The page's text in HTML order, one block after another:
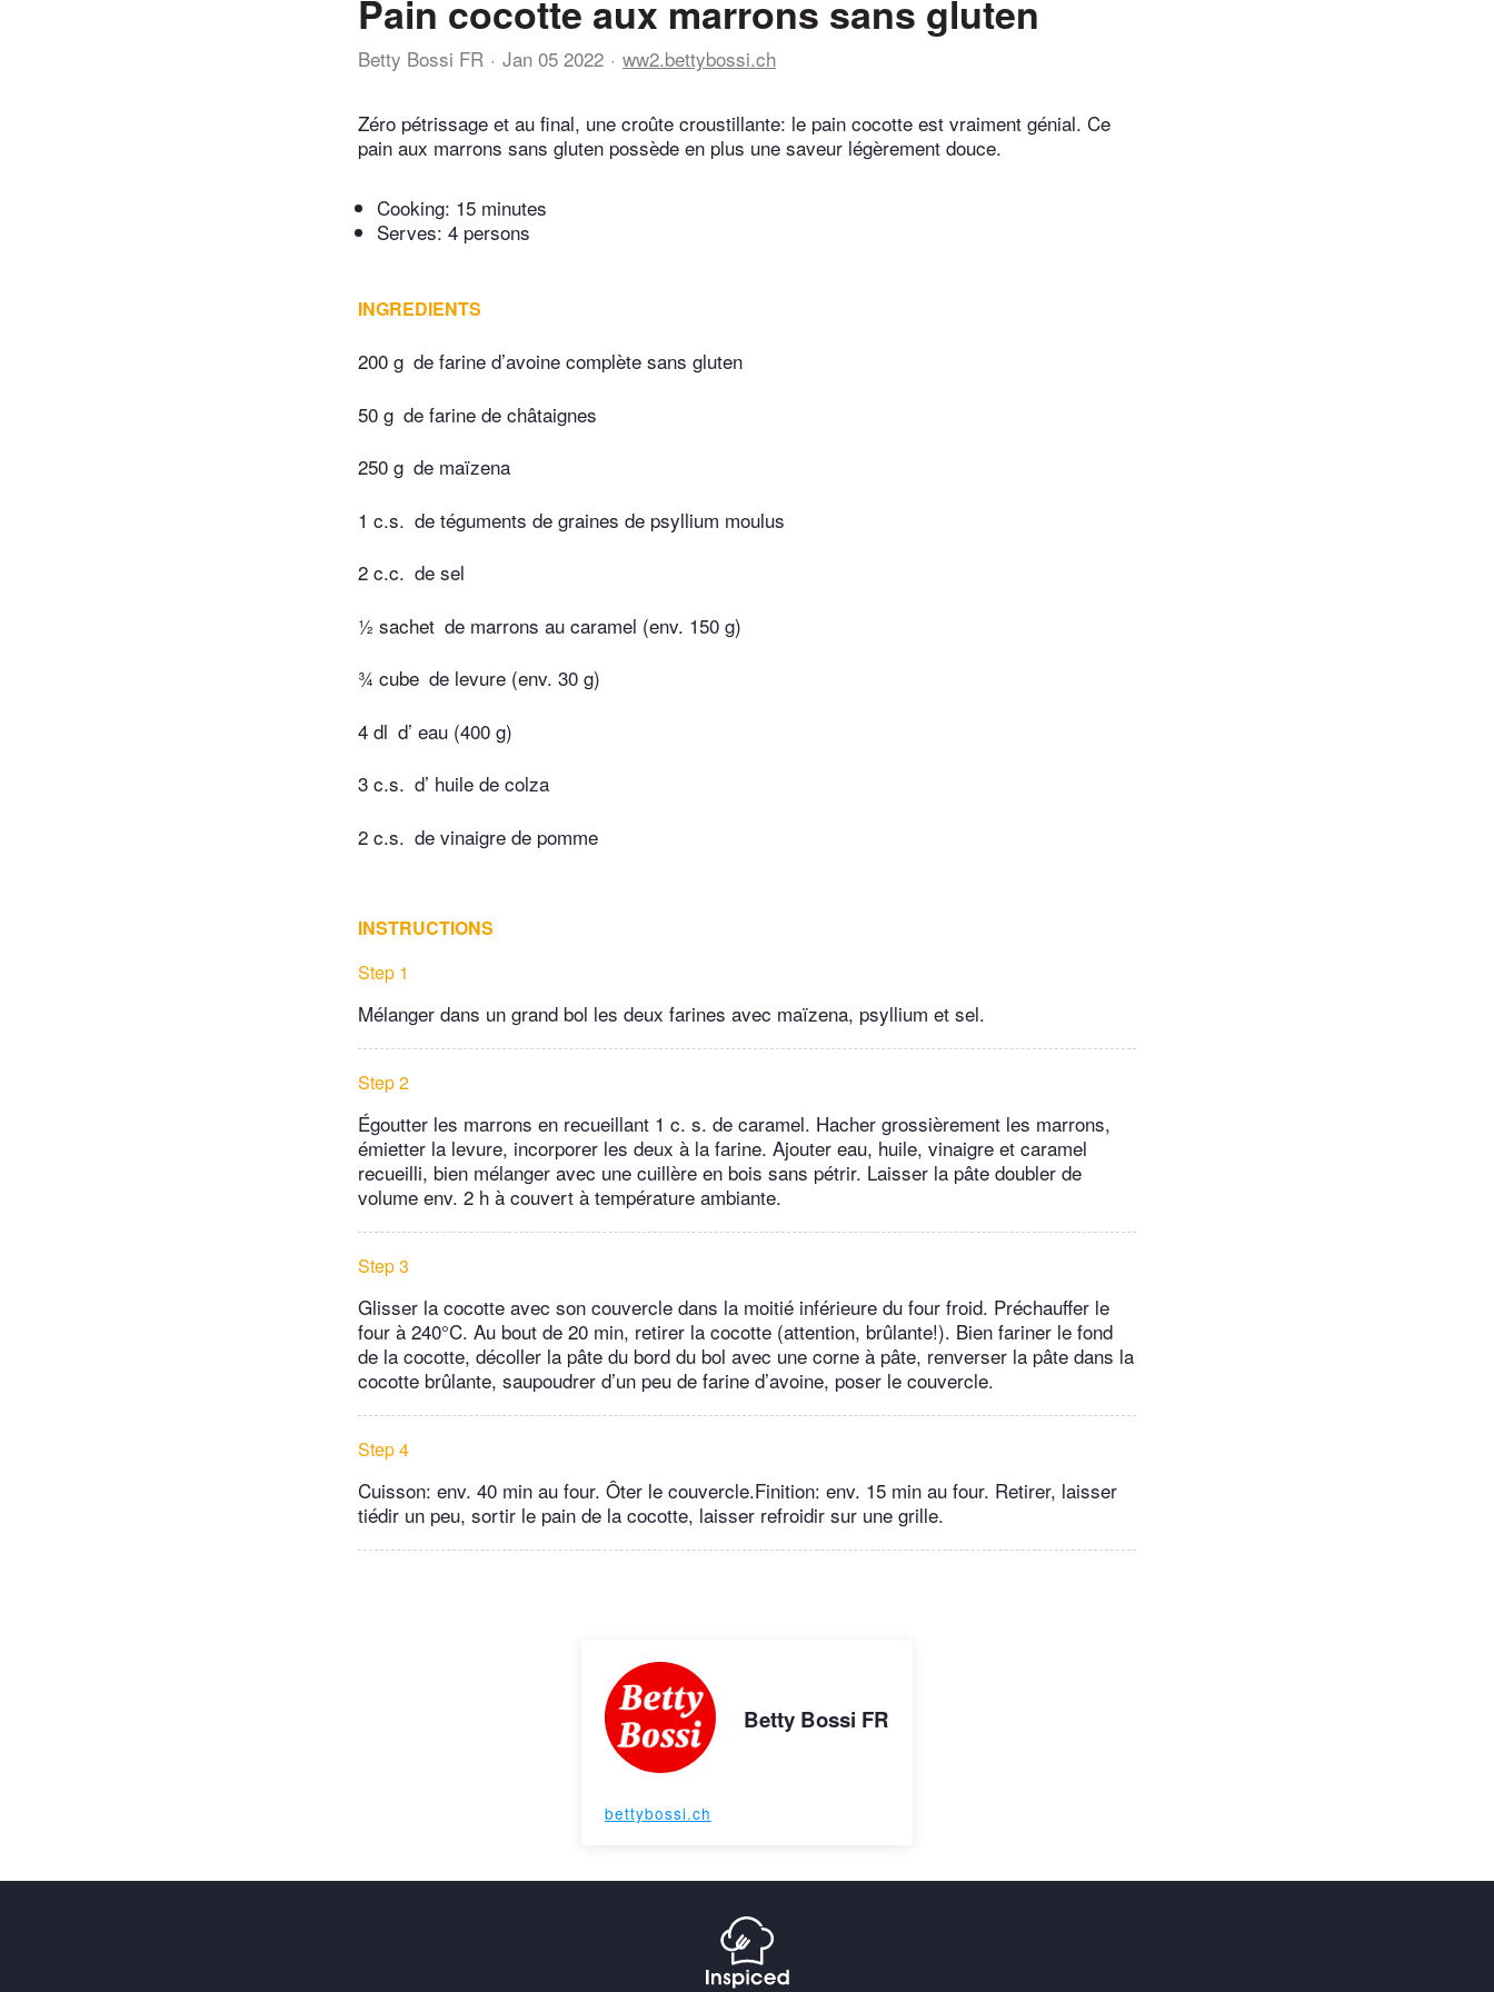
Pain cocotte aux marrons sans gluten
Betty Bossi FR Jan 05 2022 ww2.bettybossi.ch
Zéro pétrissage et au final, une croûte croustillante: le pain cocotte est vraiment génial. Ce
pain aux marrons sans gluten possède en plus une saveur légèrement douce.
Cooking: 15 minutes
Serves: 4 persons
INGREDIENTS
200 g de farine d’avoine complète sans gluten
50 g de farine de châtaignes
250 g de maïzena
1 c.s. de téguments de graines de psyllium moulus
2 c.c. de sel
½ sachet de marrons au caramel (env. 150 g)
¾ cube de levure (env. 30 g)
4 dl d’ eau (400 g)
3 c.s. d’ huile de colza
2 c.s. de vinaigre de pomme
INSTRUCTIONS
Step 1
Mélanger dans un grand bol les deux farines avec maïzena, psyllium et sel.
Step 2
Égoutter les marrons en recueillant 1 c. s. de caramel. Hacher grossièrement les marrons,
émietter la levure, incorporer les deux à la farine. Ajouter eau, huile, vinaigre et caramel
recueilli, bien mélanger avec une cuillère en bois sans pétrir. Laisser la pâte doubler de
volume env. 2 h à couvert à température ambiante.
Step 3
Glisser la cocotte avec son couvercle dans la moitié inférieure du four froid. Préchauffer le
four à 240°C. Au bout de 20 min, retirer la cocotte (attention, brûlante!). Bien fariner le fond
de la cocotte, décoller la pâte du bord du bol avec une corne à pâte, renverser la pâte dans la
cocotte brûlante, saupoudrer d’un peu de farine d’avoine, poser le couvercle.
Step 4
Cuisson: env. 40 min au four. Ôter le couvercle.Finition: env. 15 min au four. Retirer, laisser
tiédir un peu, sortir le pain de la cocotte, laisser refroidir sur une grille.
Betty Bossi FR
bettybossi.ch